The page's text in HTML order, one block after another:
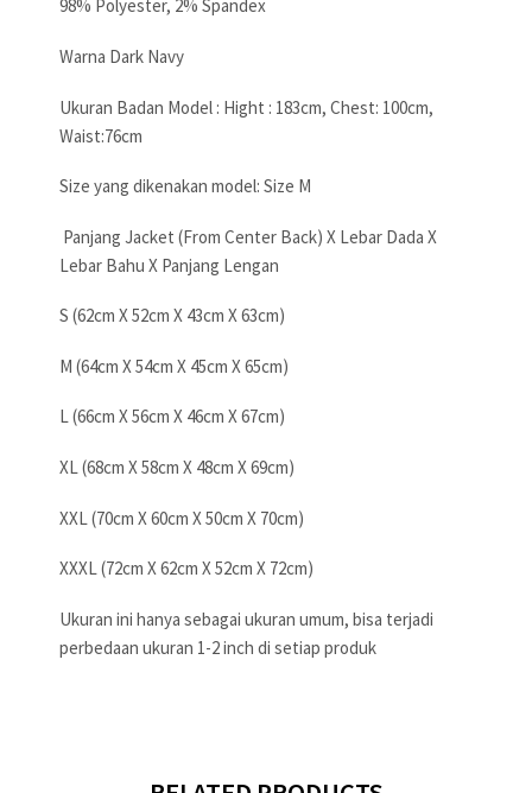
98% Polyester, 2% Spandex
Warna Dark Navy
Ukuran Badan Model : Hight : 183cm, Chest: 100cm,
Waist:76cm
Size yang dikenakan model: Size M
Panjang Jacket (From Center Back) X Lebar Dada X
Lebar Bahu X Panjang Lengan
S (62cm X 52cm X 43cm X 63cm)
M (64cm X 54cm X 45cm X 65cm)
L (66cm X 56cm X 46cm X 67cm)
XL (68cm X 58cm X 48cm X 69cm)
XXL (70cm X 60cm X 50cm X 70cm)
XXXL (72cm X 62cm X 52cm X 72cm)
Ukuran ini hanya sebagai ukuran umum, bisa terjadi
perbedaan ukuran 1-2 inch di setiap produk